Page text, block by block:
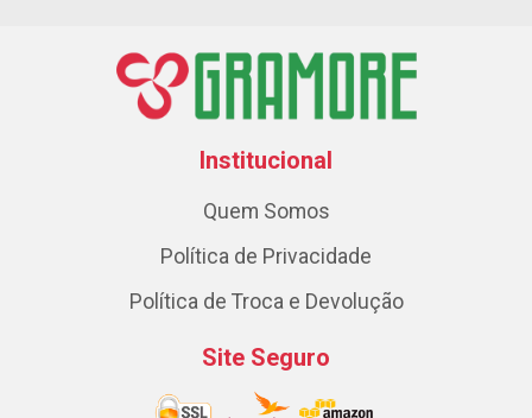
Institucional
Quem Somos
Política de Privacidade
Política de Troca e Devolução
Site Seguro